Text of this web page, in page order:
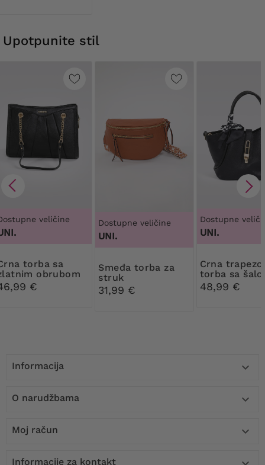
Upotpunite stil
veličine
sa
obrubom
€
Dostupne veličine
UNI.
Smeđa torba za
struk
31,99 €
Dostupne
UNI.
Crna trapezoidna
torba sa
48,99 €
Informacija 
O narudžbama 
Moj račun 
Informacije za kontakt